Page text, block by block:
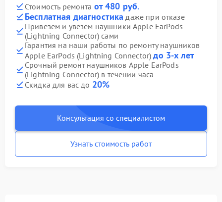
Стоимость ремонта от 480 руб.
Бесплатная диагностика даже при отказе
Привезем и увезем наушники Apple EarPods
(Lightning Connector) сами
Гарантия на наши работы по ремонту наушников
Apple EarPods (Lightning Connector)до 3-х лет
Срочный ремонт наушников Apple EarPods
(Lightning Connector) в течении часа
Скидка для вас до 20%
Консультация со специалистом
Узнать стоимость работ